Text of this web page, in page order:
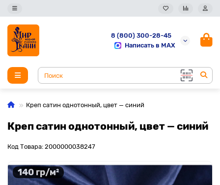
8 (800) 300-28-45
Написать в MAX
Креп сатин однотонный, цвет — синий
Креп сатин однотонный, цвет — синий
Код Товара: 2000000038247
140 гр/м²